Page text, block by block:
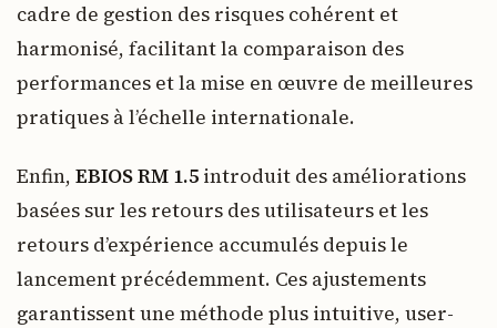
cadre de gestion des risques cohérent et
harmonisé, facilitant la comparaison des
performances et la mise en œuvre de meilleures
pratiques à l’échelle internationale.
Enfin, EBIOS RM 1.5 introduit des améliorations
basées sur les retours des utilisateurs et les
retours d’expérience accumulés depuis le
lancement précédemment. Ces ajustements
garantissent une méthode plus intuitive, user-